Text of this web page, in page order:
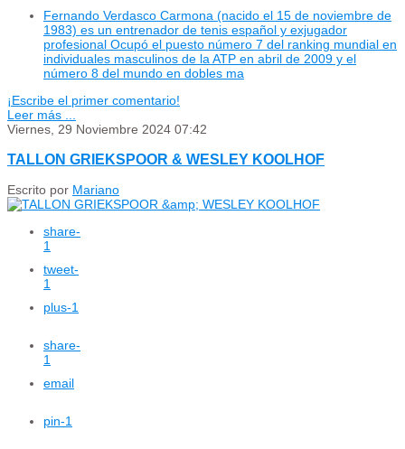
Fernando Verdasco Carmona (nacido el 15 de noviembre de
1983) es un entrenador de tenis español y exjugador
profesional Ocupó el puesto número 7 del ranking mundial en
individuales masculinos de la ATP en abril de 2009 y el
número 8 del mundo en dobles ma
¡Escribe el primer comentario!
Leer más ...
Viernes, 29 Noviembre 2024 07:42
TALLON GRIEKSPOOR & WESLEY KOOLHOF
Escrito por Mariano
share-
1
tweet-
1
plus-1
share-
1
email
pin-1